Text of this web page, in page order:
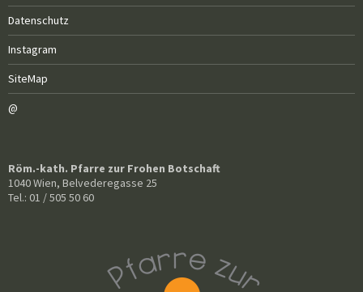
Datenschutz
Instagram
SiteMap
@
Röm.-kath. Pfarre zur Frohen Botschaft
1040 Wien, Belvederegasse 25
Tel.: 01 / 505 50 60